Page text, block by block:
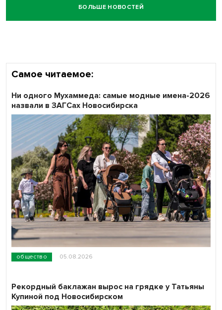
БОЛЬШЕ НОВОСТЕЙ
Самое читаемое:
общество 05.08.2026
Ни одного Мухаммеда: самые модные имена-2026
назвали в ЗАГСах Новосибирска
Рекордный баклажан вырос на грядке у Татьяны
Купиной под Новосибирском